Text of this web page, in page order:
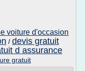
voiture d'occasion
/ devis gratuit
d assurance
gratuit